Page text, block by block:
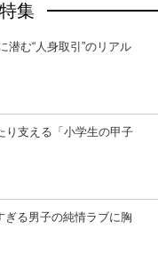
集
潜む“人身取引”のリアル
り支える「小学生の甲子
ぎる男子の純情ラブに胸